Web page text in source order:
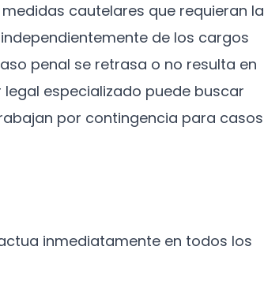
cautelares que requieran la
de los cargos
penal se retrasa o no resulta en
legal especializado puede buscar
por contingencia para casos
inmediatamente en todos los